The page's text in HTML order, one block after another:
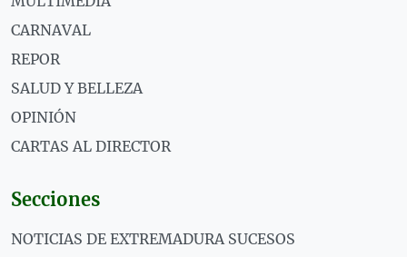
CARNAVAL
REPOR
SALUD Y BELLEZA
OPINIÓN
CARTAS AL DIRECTOR
Secciones
NOTICIAS DE EXTREMADURA SUCESOS